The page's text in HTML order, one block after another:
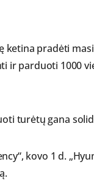
ketina pradėti
ir parduoti 1000
turėtų gana
kovo 1 d.